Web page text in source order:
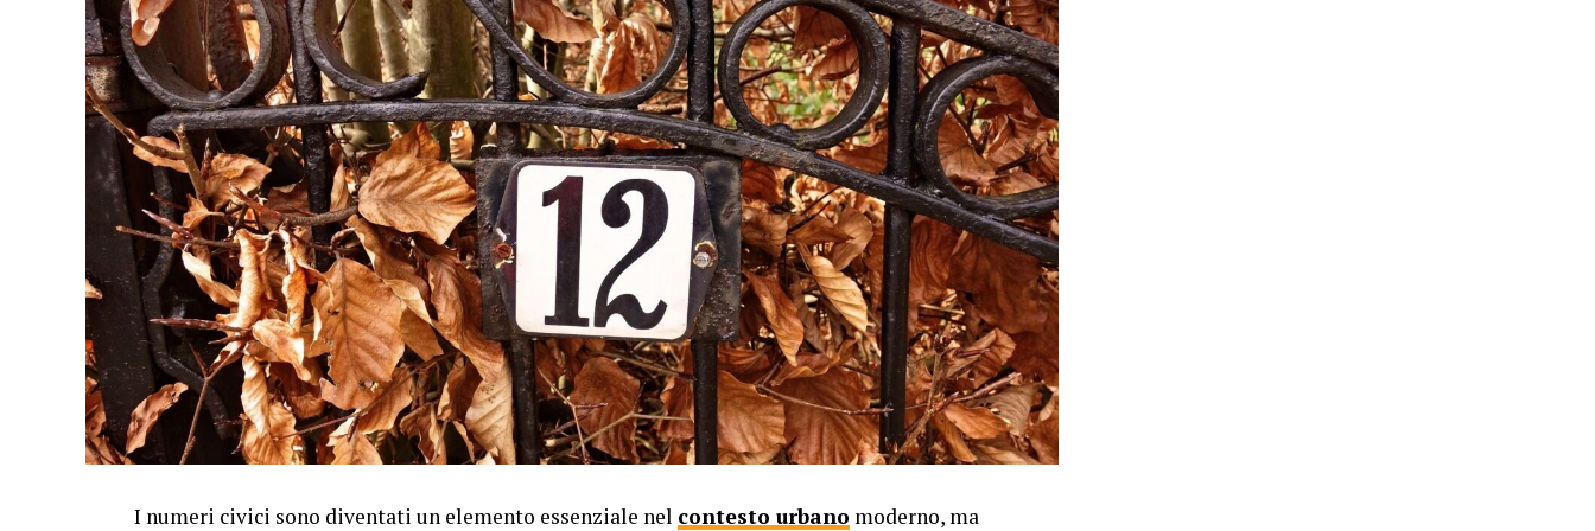
Riduzione dello Stress
Il rumore eccessivo possono causare stress e ansia nei dipendenti. Il silenzio, al contrario, ha
dimostrato di avere effetti calmanti sul sistema nervoso, riducendo i livelli di stress e
promuovendo il benessere mentale. Offrire agli impiegati un ambiente di lavoro tranquillo
può contribuire a creare un clima più rilassato e positivo.
Comunicazione Efficace
Il silenzio favorisce la comunicazione efficace. Durante le riunioni o le conversazioni di
lavoro, un ambiente silenzioso consente ai partecipanti di ascoltare attentamente e di
esprimersi chiaramente senza interferenze esterne. Questo promuove una comunicazione
più accurata e una migliore comprensione tra i colleghi.
Benefici del Silenzio in Ufficio
Aumento della Produttività
I numeri civici sono diventati un elemento essenziale nel contesto urbano moderno, ma